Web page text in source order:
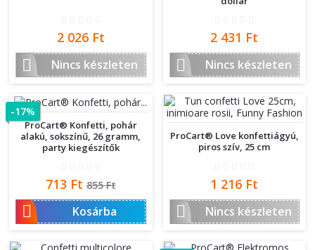
Ár
2 026 Ft
 Nincs készleten
Ár
2 431 Ft
 Nincs készleten
ProCart® Konfetti, pohár
alakú, sokszínű, 26 gramm,
party kiegészítők
Ár
713 Ft Normál
ár
855 Ft
 Kosárba
-17%
ProCart® Love konfettiágyú,
piros szív, 25 cm
Ár
1 216 Ft
 Nincs készleten